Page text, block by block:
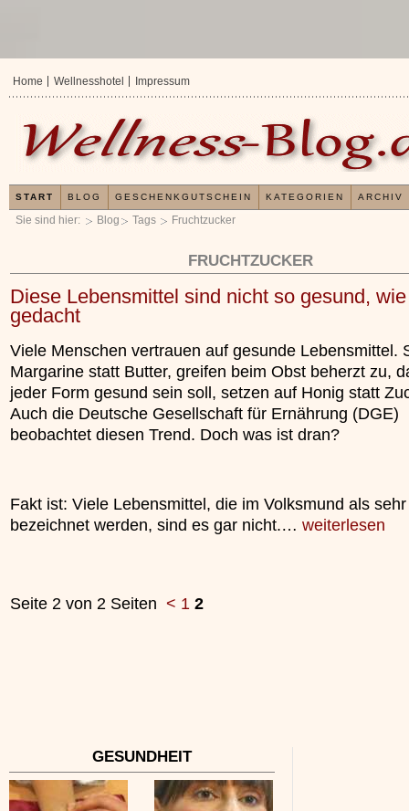
Sie sind hier: Blog Tags Fruchtzucker
FRUCHTZUCKER
Diese Lebensmittel sind nicht so gesund, wie
gedacht
Viele Menschen vertrauen auf gesunde Lebensmittel.
Margarine statt Butter, greifen beim Obst beherzt zu,
jeder Form gesund sein soll, setzen auf Honig statt
Auch die Deutsche Gesellschaft für Ernährung (DGE)
beobachtet diesen Trend. Doch was ist dran?
Fakt ist: Viele Lebensmittel, die im Volksmund als
bezeichnet werden, sind es gar nicht.… weiterlesen
Seite 2 von 2 Seiten < 1 2
GESUNDHEIT
x x
Verwöhnromantik 3 Nächte
»»»
Verwöhnromantik
»»»
Home Wellnesshotel Impressum
START BLOG GESCHENKGUTSCHEIN KATEGORIEN ARCHIV